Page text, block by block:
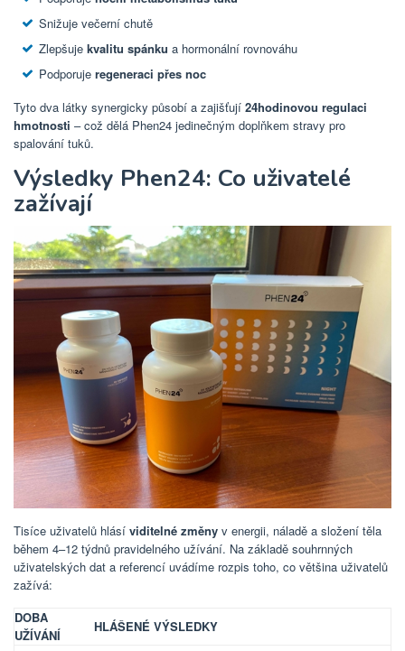
Snižuje večerní chutě
Zlepšuje kvalitu spánku a hormonální rovnováhu
Podporuje regeneraci přes noc
Tyto dva látky synergicky působí a zajišťují 24hodinovou regulaci
hmotnosti – což dělá Phen24 jedinečným doplňkem stravy pro
spalování tuků.
Výsledky Phen24: Co uživatelé
zažívají
Tisíce uživatelů hlásí viditelné změny v energii, náladě a složení těla
během 4–12 týdnů pravidelného užívání. Na základě souhrnných
uživatelských dat a referencí uvádíme rozpis toho, co většina uživatelů
zažívá:
DOBA
UŽÍVÁNÍ
HLÁŠENÉ VÝSLEDKY